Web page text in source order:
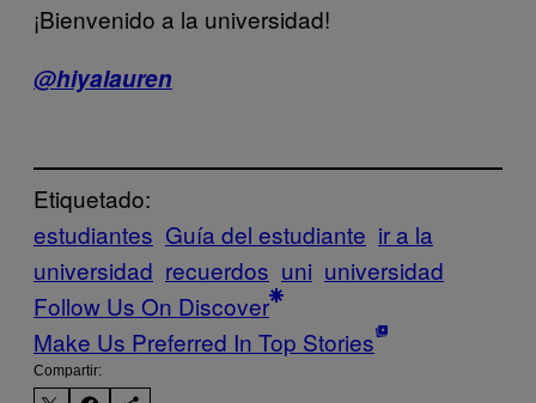
¡Bienvenido a la universidad!
@hiyalauren
Etiquetado:
estudiantes Guía del estudiante ir a la
universidad recuerdos uni universidad
Follow Us On Discover
Make Us Preferred In Top Stories
Compartir: